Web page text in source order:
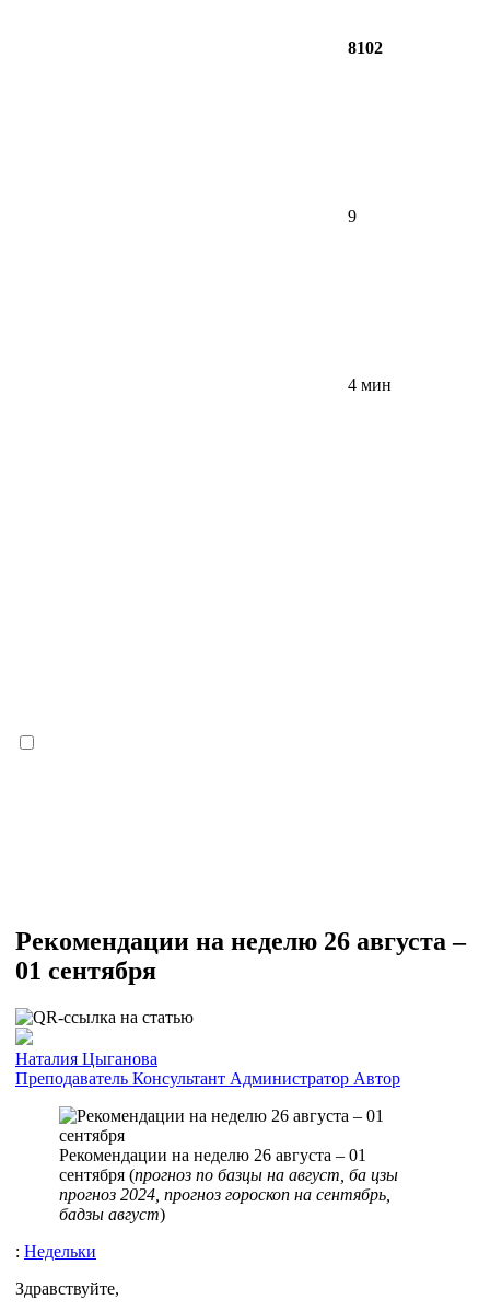
8102
9
4 мин
Рекомендации на неделю 26 августа –
01 сентября
Наталия Цыганова
Преподаватель Консультант Администратор Автор
Рекомендации на неделю 26 августа – 01
сентября (прогноз по базцы на август, ба цзы
прогноз 2024, прогноз гороскоп на сентябрь,
бадзы август)
: Недельки
Здравствуйте,